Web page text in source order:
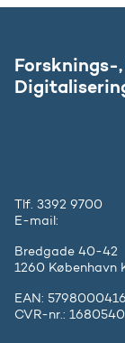
Forsknings-
Tlf. 3392 9700
E-mail:
Bredgade 40-42
1260 København
EAN:
CVR-nr.: